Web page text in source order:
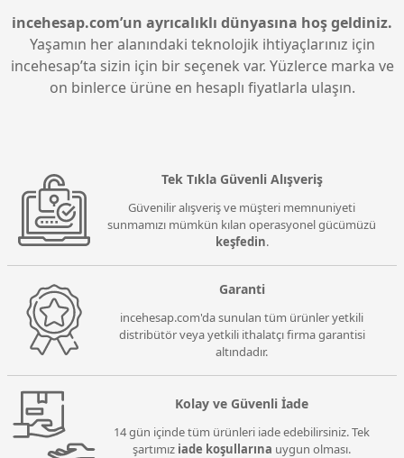
bağlanabilmesine olanak tanır.
incehesap.com’un ayrıcalıklı dünyasına hoş geldiniz.
Yaşamın her alanındaki teknolojik ihtiyaçlarınız için
incehesap’ta sizin için bir seçenek var. Yüzlerce marka ve
on binlerce ürüne en hesaplı fiyatlarla ulaşın.
Tek Tıkla Güvenli Alışveriş
Güvenilir alışveriş ve müşteri memnuniyeti
sunmamızı mümkün kılan operasyonel gücümüzü
keşfedin.
Garanti
incehesap.com'da sunulan tüm ürünler yetkili
distribütör veya yetkili ithalatçı firma garantisi
altındadır.
Kolay ve Güvenli İade
14 gün içinde tüm ürünleri iade edebilirsiniz. Tek
şartımız iade koşullarına uygun olması.